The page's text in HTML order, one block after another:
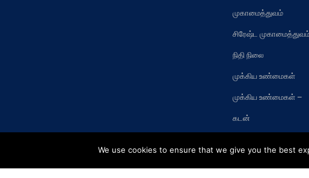
முகாமைத்துவம்
சிரேஷ்ட
நிதி நிலை
முக்கிய உண்மைகள்
முக்கிய உண்மைகள் –
கடன்
We use cookies to ensure that we give you the best